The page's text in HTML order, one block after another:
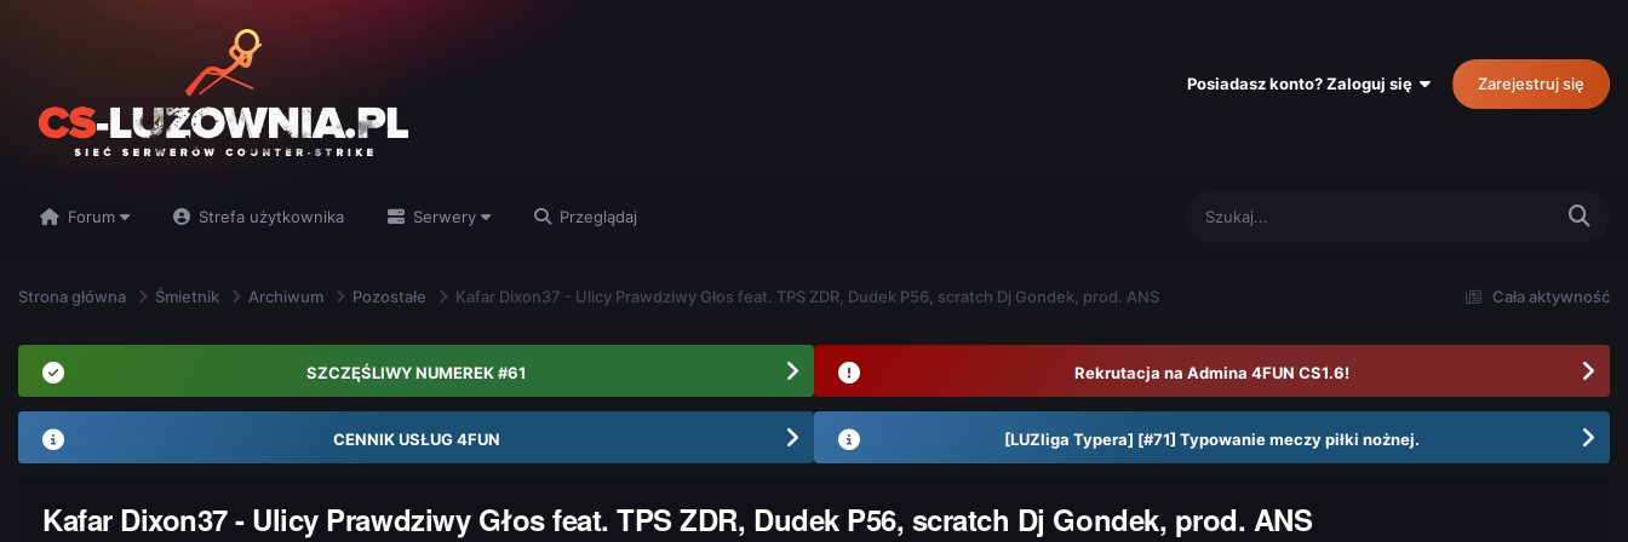
Posiadasz konto? Zaloguj się Zarejestruj się
Forum Strefa użytkownika Serwery Przeglądaj
Cała aktywność
Strona główna Śmietnik Archiwum Pozostałe Kafar Dixon37 - Ulicy Prawdziwy Głos feat. TPS ZDR, Dudek P56, scratch Dj Gondek, prod. ANS
SZCZĘŚLIWY NUMEREK #61 Rekrutacja na Admina 4FUN CS1.6!
CENNIK USŁUG 4FUN [LUZliga Typera] [#71] Typowanie meczy piłki nożnej.
Kafar Dixon37 - Ulicy Prawdziwy Głos feat. TPS ZDR, Dudek P56, scratch Dj Gondek, prod. ANS